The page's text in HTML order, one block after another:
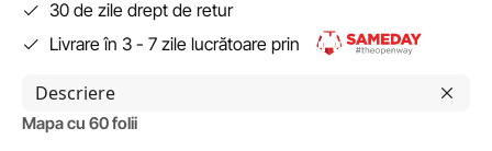
30 de zile drept de retur
Livrare în 3 - 7 zile lucrătoare prin
Descriere
Mapa cu 60 folii